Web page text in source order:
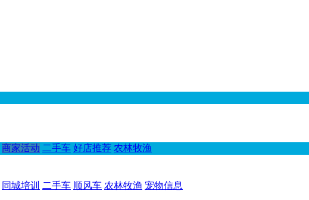
商家活动 二手车 好店推荐 农林牧渔
同城培训 二手车 顺风车 农林牧渔 宠物信息